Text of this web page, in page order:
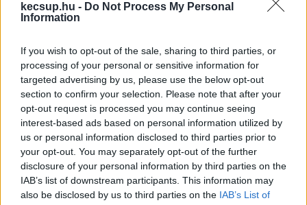
kecsup.hu - Do Not Process My Personal
Information
If you wish to opt-out of the sale, sharing to third parties, or
processing of your personal or sensitive information for
targeted advertising by us, please use the below opt-out
section to confirm your selection. Please note that after your
opt-out request is processed you may continue seeing
interest-based ads based on personal information utilized by
us or personal information disclosed to third parties prior to
your opt-out. You may separately opt-out of the further
disclosure of your personal information by third parties on the
IAB’s list of downstream participants. This information may
also be disclosed by us to third parties on the IAB’s List of